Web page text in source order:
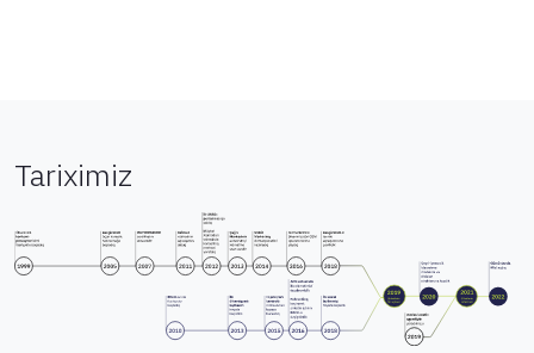
Tariximiz